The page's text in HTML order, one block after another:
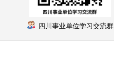
四川事业单位学习交流群